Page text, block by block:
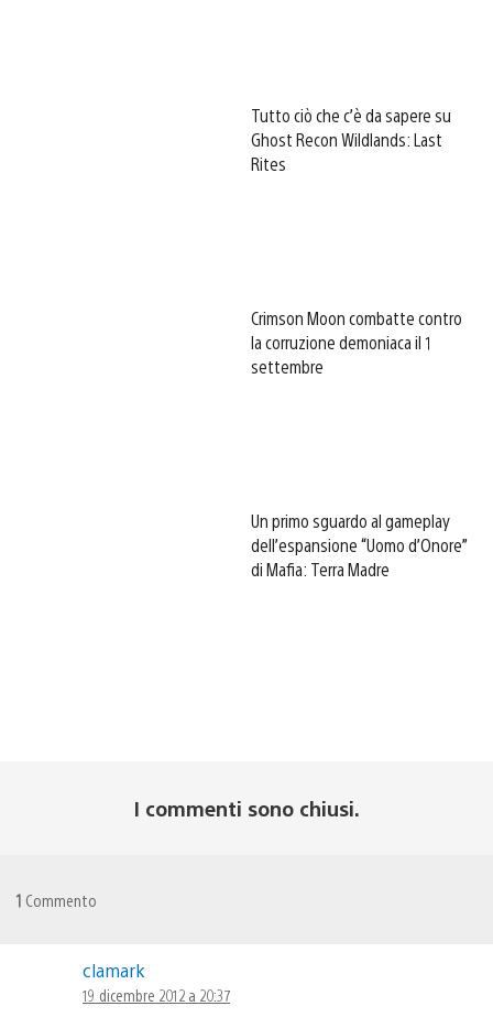
Tutto ciò che c’è da sapere su
Ghost Recon Wildlands: Last
Rites
Crimson Moon combatte contro
la corruzione demoniaca il 1
settembre
Un primo sguardo al gameplay
dell’espansione “Uomo d’Onore”
di Mafia: Terra Madre
I commenti sono chiusi.
1 Commento
clamark
19 dicembre 2012 a 20:37